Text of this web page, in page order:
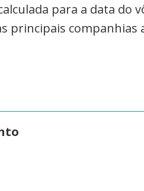
para a data do
principais companhias